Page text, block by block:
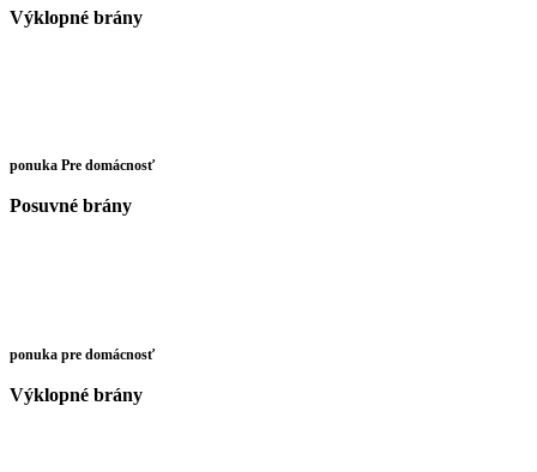
Výklopné brány
ponuka Pre domácnosť
Posuvné brány
ponuka pre domácnosť
Výklopné brány